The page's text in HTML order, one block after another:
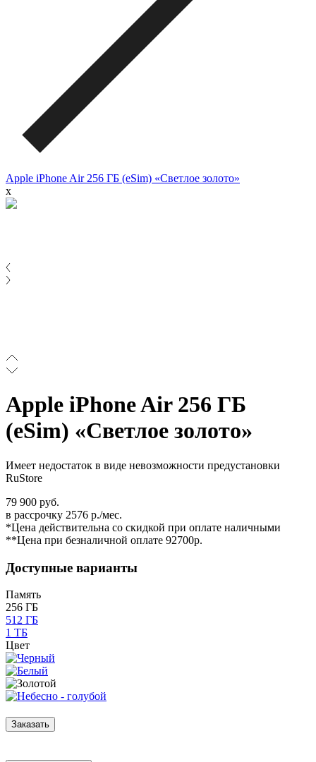
Apple iPhone Air 256 ГБ (eSim) «Светлое золото»
x
Apple iPhone Air 256 ГБ
(eSim) «Светлое золото»
Имеет недостаток в виде невозможности предустановки
RuStore
79 900 руб.
в рассрочку 2576 р./мес.
*Цена действительна со скидкой при оплате наличными
**Цена при безналичной оплате 92700р.
Доступные варианты
Память
256 ГБ
512 ГБ
1 ТБ
Цвет
Заказать